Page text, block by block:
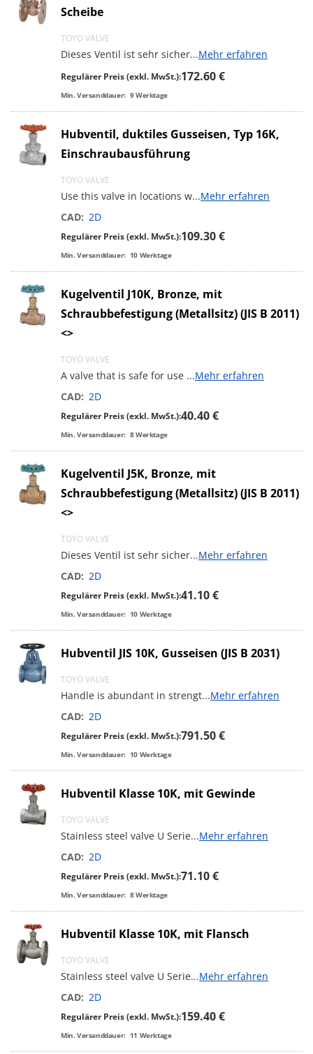
Scheibe
TOYO VALVE
Dieses Ventil ist sehr sicher...Mehr erfahren
Regulärer Preis (exkl. MwSt.):172.60 €
Min. Versanddauer: 9Werktage
Hubventil, duktiles Gusseisen, Typ 16K,
Einschraubausführung
TOYO VALVE
Use this valve in locations w...Mehr erfahren
CAD: 2D
Regulärer Preis (exkl. MwSt.):109.30 €
Min. Versanddauer: 10 Werktage
Kugelventil J10K, Bronze, mit
Schraubbefestigung (Metallsitz) (JIS B 2011)
<>
TOYO VALVE
A valve that is safe for use ...Mehr erfahren
CAD: 2D
Regulärer Preis (exkl. MwSt.):40.40 €
Min. Versanddauer: 8Werktage
Kugelventil J5K, Bronze, mit
Schraubbefestigung (Metallsitz) (JIS B 2011)
<>
TOYO VALVE
Dieses Ventil ist sehr sicher...Mehr erfahren
CAD: 2D
Regulärer Preis (exkl. MwSt.):41.10 €
Min. Versanddauer: 10 Werktage
Hubventil JIS 10K, Gusseisen (JIS B 2031)
TOYO VALVE
Handle is abundant in strengt...Mehr erfahren
CAD: 2D
Regulärer Preis (exkl. MwSt.):791.50 €
Min. Versanddauer: 10 Werktage
Hubventil Klasse 10K, mit Gewinde
TOYO VALVE
Stainless steel valve U Serie...Mehr erfahren
CAD: 2D
Regulärer Preis (exkl. MwSt.):71.10 €
Min. Versanddauer: 8Werktage
Hubventil Klasse 10K, mit Flansch
TOYO VALVE
Stainless steel valve U Serie...Mehr erfahren
CAD: 2D
Regulärer Preis (exkl. MwSt.):159.40 €
Min. Versanddauer: 11 Werktage